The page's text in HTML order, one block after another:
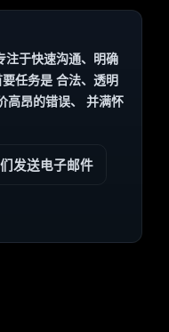
注于快速沟通、明确
任务是 合法、透明
高昂的错误、 并满怀
发送电子邮件